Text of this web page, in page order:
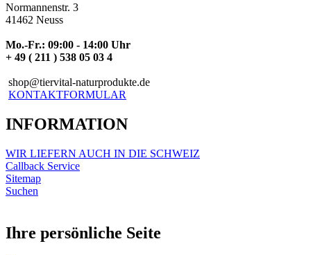
Normannenstr. 3
41462 Neuss
Mo.-Fr.: 09:00 - 14:00 Uhr
+ 49 ( 211 ) 538 05 03 4
shop@tiervital-naturprodukte.de
KONTAKTFORMULAR
INFORMATION
WIR LIEFERN AUCH IN DIE SCHWEIZ
Callback Service
Sitemap
Suchen
Ihre persönliche Seite